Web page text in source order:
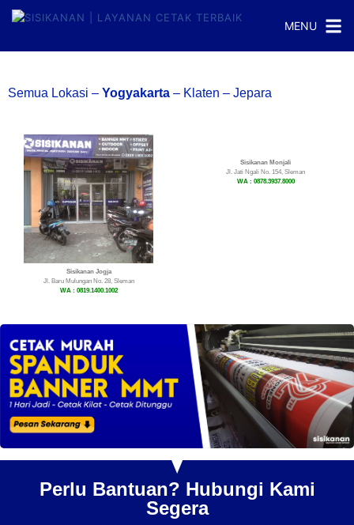
MENU
Semua Lokasi – Yogyakarta – Klaten – Jepara
Sisikanan Jogja
Jl. Baru Mulungan No. 28, Sleman
WA : 0819.1400.1002
Sisikanan Monjali
Jl. Jati Ngali No. 154, Sleman
WA : 0878.3937.8000
Perlu Bantuan? Hubungi Kami
Segera